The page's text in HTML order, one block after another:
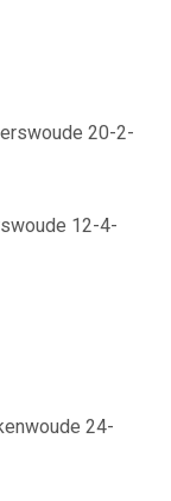
20-2-
12-4-
24-